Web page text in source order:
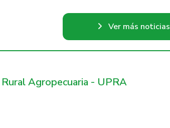
Ver más noticias
Agropecuaria - UPRA